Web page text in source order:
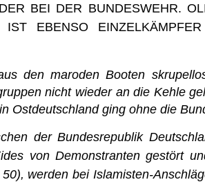
BEI DER BUNDESWEHR.
IST EBENSO
den maroden Booten
nicht wieder an die Kehle
Ostdeutschland ging ohne die
der Bundesrepublik
von Demonstranten gestört
werden bei Islamisten-